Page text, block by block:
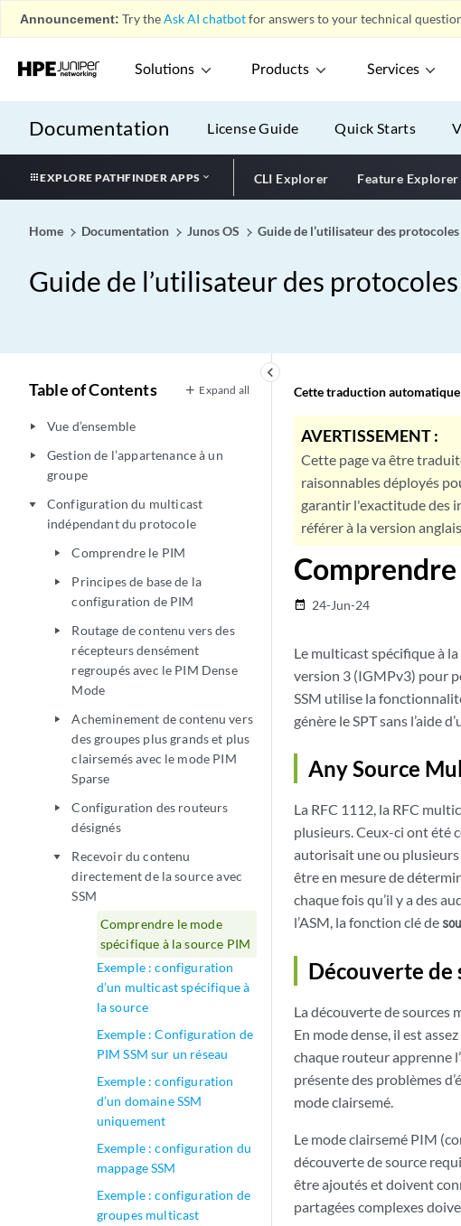
Announcement: Try theAsk AI chatbotfor answers to your technical
Solutions Products Services
Documentation License Guide Quick Starts
EXPLORE PATHFINDER APPS CLI Explorer Feature Explorer
Home Documentation Junos OS Guide de l’utilisateur des
Guide de l’utilisateur des
keyboard_arrow_left
Table of Contents Expand all
play_arrow Vue d’ensemble
play_arrow
Gestion de l’appartenance à un
groupe
play_arrow
Configuration du multicast
indépendant du protocole
play_arrow Comprendre le PIM
play_arrow
Principes de base de la
configuration de PIM
play_arrow
Routage de contenu vers des
récepteurs densément
regroupés avec le PIM Dense
Mode
play_arrow
Acheminement de contenu vers
des groupes plus grands et plus
clairsemés avec le mode PIM
Sparse
play_arrow
Configuration des routeurs
désignés
play_arrow
Recevoir du contenu
directement de la source avec
SSM
Comprendre le mode
spécifique à la source PIM
Exemple : configuration
d’un multicast spécifique à
la source
Exemple : Configuration de
PIM SSM sur un réseau
Exemple : configuration
d’un domaine SSM
uniquement
Exemple : configuration du
mappage SSM
Exemple : configuration de
groupes multicast
Cette traduction
AVERTISSEMENT :
Cette page va être
raisonnables déployés
garantir l'exactitude des
référer à la version
date_range 24-Jun-24
Le multicast spécifique à
version 3 (IGMPv3) pour
SSM utilise la
génère le SPT sans l’aide
Any Source
La RFC 1112, la RFC
plusieurs. Ceux-ci ont été
autorisait une ou
être en mesure de
chaque fois qu’il y a des
l’ASM, la fonction clé de
Découverte de
La découverte de sources
En mode dense, il est
chaque routeur apprenne
présente des problèmes
mode clairsemé.
Le mode clairsemé PIM
découverte de source
être ajoutés et doivent
partagées complexes